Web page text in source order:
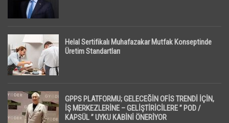
Helal Sertifikalı Muhafazakar Mutfak Konseptinde
Üretim Standartları
GPPS PLATFORMU; GELECEĞİN OFİS TRENDİ İÇİN,
İŞ MERKEZLERİNE – GELİŞTİRİCİLERE ” POD /
KAPSÜL ” UYKU KABİNİ ÖNERİYOR